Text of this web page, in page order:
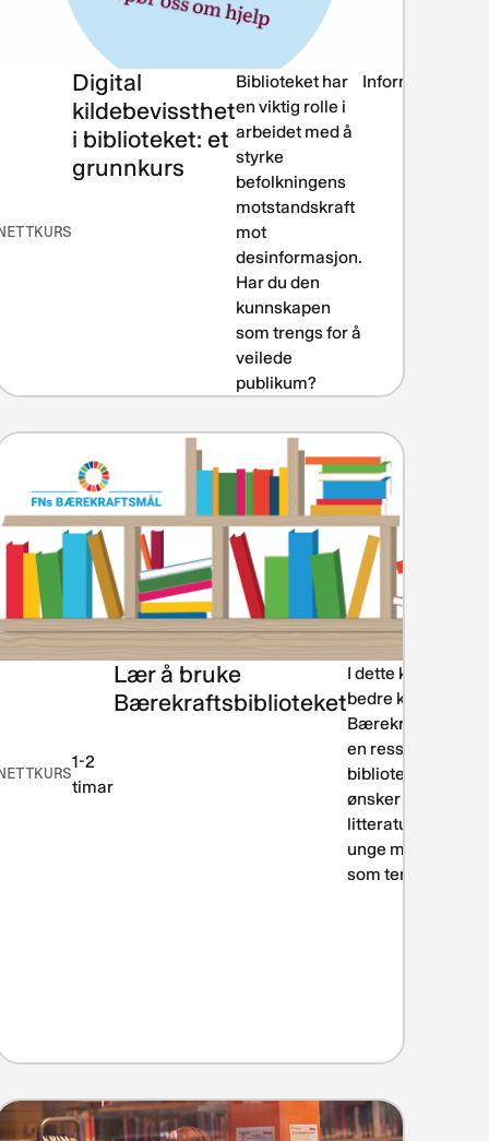
Biblioteket i
lokalsamfunnet
Digital
kildebevissthet
i biblioteket: et
grunnkurs
Biblioteket har
en viktig rolle i
arbeidet med å
styrke
befolkningens
motstandskraft
mot
desinformasjon.
Har du den
kunnskapen
som trengs for å
veilede
publikum?
1-2
timar
Lær å bruke
Bærekraftsbiblioteket
I dette kurset blir
bedre kjent med
en ressurs for
bibliotekarer som
ønsker å formidle
litteratur til barn
unge med
som tema.